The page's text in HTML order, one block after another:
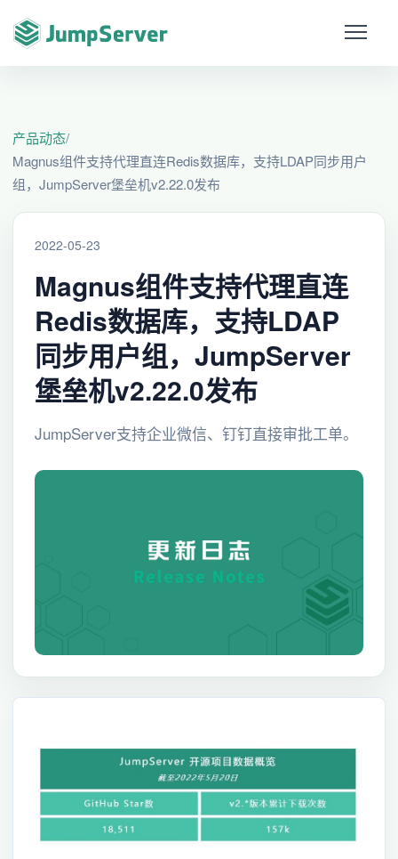
产品动态/
Magnus组件支持代理直连Redis数据库，支持LDAP同步用户
组，JumpServer堡垒机v2.22.0发布
2022-05-23
Magnus组件支持代理直连
Redis数据库，支持LDAP
同步用户组，JumpServer
堡垒机v2.22.0发布
JumpServer支持企业微信、钉钉直接审批工单。